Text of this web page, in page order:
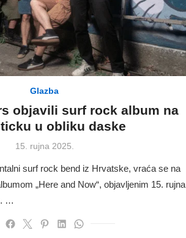
Glazba
objavili surf rock album na
u obliku daske
Posted
15. rujna 2025.
surf rock bend iz Hrvatske, vraća se na
„Here and Now“, objavljenim 15. rujna
…